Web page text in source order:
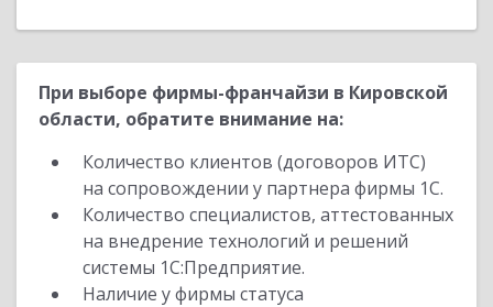
При выборе фирмы-франчайзи в Кировской
области, обратите внимание на:
Количество клиентов (договоров ИТС)
на сопровождении у партнера фирмы 1С.
Количество специалистов, аттестованных
на внедрение технологий и решений
системы 1С:Предприятие.
Наличие у фирмы статуса